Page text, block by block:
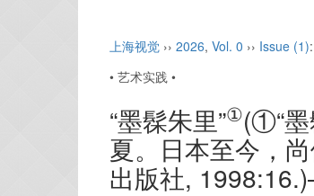
上海视觉 ›› 2026, Vol. 0 ›› Issue (1)
• 艺术实践 •
“墨髹朱里”①(①“墨
夏。日本至今，
出版社,